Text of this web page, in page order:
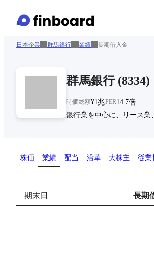
日本企業 群馬銀行 業績 長期借入金
群馬銀行(8334)
時価総額¥1兆PER14.7倍
銀行業を中心に、リース業
株価 業績 配当 沿革 大株主 従業
期末日 長期